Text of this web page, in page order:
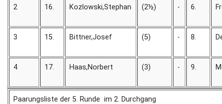
2 16. Kozlowski,Stephan (2½) - 6.
3 15. Bittner,Josef (5) - 8.
4 17. Haas,Norbert (3) - 9.
Paarungsliste der 5. Runde im 2. Durchgang